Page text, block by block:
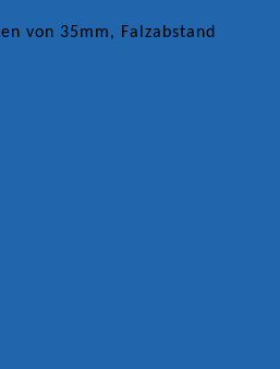
von 35mm, Falzabstand